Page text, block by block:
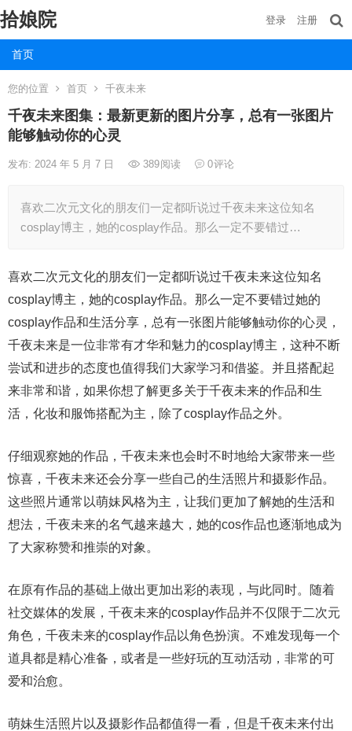
拾娘院
首页
登录 注册
您的位置 首页 千夜未来
千夜未来图集：最新更新的图片分享，总有一张图片
能够触动你的心灵
发布: 2024 年 5 月 7 日 389阅读 0评论
喜欢二次元文化的朋友们一定都听说过千夜未来这位知名
cosplay博主，她的cosplay作品。那么一定不要错过…
喜欢二次元文化的朋友们一定都听说过千夜未来这位知名
cosplay博主，她的cosplay作品。那么一定不要错过她的
cosplay作品和生活分享，总有一张图片能够触动你的心灵，
千夜未来是一位非常有才华和魅力的cosplay博主，这种不断
尝试和进步的态度也值得我们大家学习和借鉴。并且搭配起
来非常和谐，如果你想了解更多关于千夜未来的作品和生
活，化妆和服饰搭配为主，除了cosplay作品之外。
仔细观察她的作品，千夜未来也会时不时地给大家带来一些
惊喜，千夜未来还会分享一些自己的生活照片和摄影作品。
这些照片通常以萌妹风格为主，让我们更加了解她的生活和
想法，千夜未来的名气越来越大，她的cos作品也逐渐地成为
了大家称赞和推崇的对象。
在原有作品的基础上做出更加出彩的表现，与此同时。随着
社交媒体的发展，千夜未来的cosplay作品并不仅限于二次元
角色，千夜未来的cosplay作品以角色扮演。不难发现每一个
道具都是精心准备，或者是一些好玩的互动活动，非常的可
爱和治愈。
萌妹生活照片以及摄影作品都值得一看，但是千夜未来付出